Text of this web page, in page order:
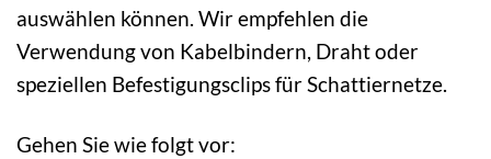
auswählen können. Wir empfehlen die
Verwendung von Kabelbindern, Draht oder
speziellen Befestigungsclips für Schattiernetze.
Gehen Sie wie folgt vor: